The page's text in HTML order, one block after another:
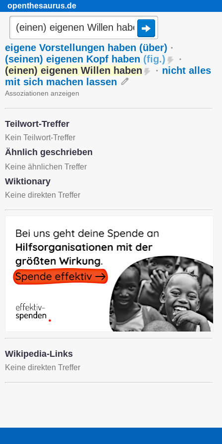
openthesaurus.de
eigene Vorstellungen haben (über) ·
(seinen) eigenen Kopf haben (fig.)
·
(einen) eigenen Willen haben
· nicht alles
mit sich machen lassen
Assoziationen anzeigen
Teilwort-Treffer
Kein Teilwort-Treffer
Ähnlich geschrieben
Keine ähnlichen Treffer
Wiktionary
Keine direkten Treffer
Wikipedia-Links
Keine direkten Treffer